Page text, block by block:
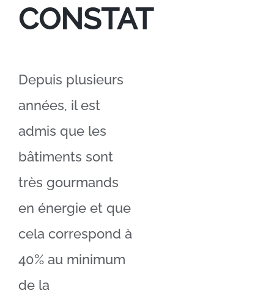
CONSTAT
Depuis plusieurs
années, il est
admis que les
bâtiments sont
très gourmands
en énergie et que
cela correspond à
40% au minimum
de la